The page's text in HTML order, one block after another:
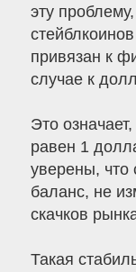
эту
привязан к
случае к
Это
равен 1
уверены, что
баланс, не
скачков
Такая